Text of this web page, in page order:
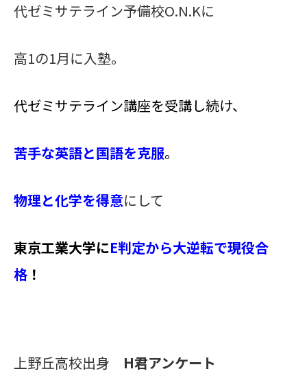
代ゼミサテライン予備校O.N.Kに
高1の1月に入塾。
代ゼミサテライン講座を受講し続け、
苦手な英語と国語を克服。
物理と化学を得意にして
東京工業大学にE判定から大逆転で現役合
格 ！
上野丘高校出身 H君アンケート